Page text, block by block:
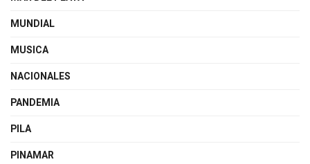
MUNDIAL
MUSICA
NACIONALES
PANDEMIA
PILA
PINAMAR